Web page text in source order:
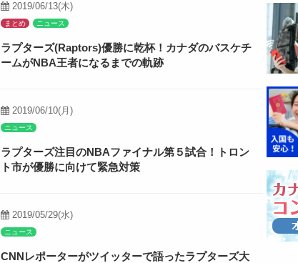
2019/06/13(木)
まとめ ニュース
ラプターズ(Raptors)優勝に乾杯！カナダのバスケチ
ームがNBA王者になるまでの軌跡
2019/06/10(月)
ニュース
ラプターズ注目のNBAファイナル第５試合！トロン
ト市が優勝に向けて緊急対策
2019/05/29(水)
ニュース
CNNレポーターがツイッターで語ったラプターズ大